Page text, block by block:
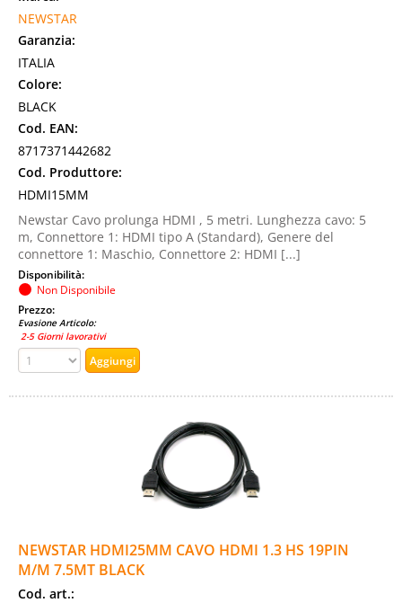
NEWSTAR
Garanzia:
ITALIA
Colore:
BLACK
Cod. EAN:
8717371442682
Cod. Produttore:
HDMI15MM
Newstar Cavo prolunga HDMI , 5 metri. Lunghezza cavo: 5
m, Connettore 1: HDMI tipo A (Standard), Genere del
connettore 1: Maschio, Connettore 2: HDMI [...]
Disponibilità:
Non Disponibile
Prezzo:
Evasione Articolo:
2-5 Giorni lavorativi
NEWSTAR HDMI25MM CAVO HDMI 1.3 HS 19PIN
M/M 7.5MT BLACK
Cod. art.: